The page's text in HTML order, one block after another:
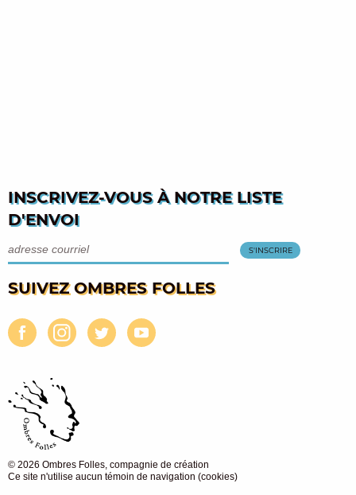
INSCRIVEZ-VOUS À NOTRE LISTE
D'ENVOI
SUIVEZ OMBRES FOLLES
© 2026 Ombres Folles, compagnie de création
Ce site n'utilise aucun témoin de navigation (cookies)